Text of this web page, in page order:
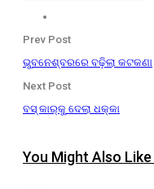
Prev Post
ଭୁବନେଶ୍ବରରେ ବଢ଼ିଲା କଟକଣା
Next Post
ବସ୍ କାର୍‌କୁ ଦେଲା ଧକ୍କା
You Might Also Like